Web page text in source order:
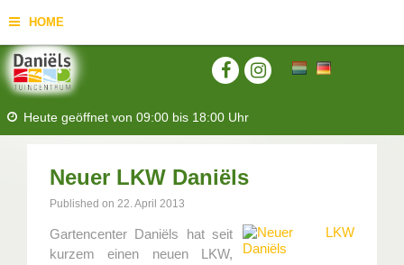
HOME
Heute geöffnet von 09:00 bis 18:00 Uhr
Neuer LKW Daniëls
Published on 22. April 2013
Gartencenter Daniëls hat seit
kurzem einen neuen LKW,